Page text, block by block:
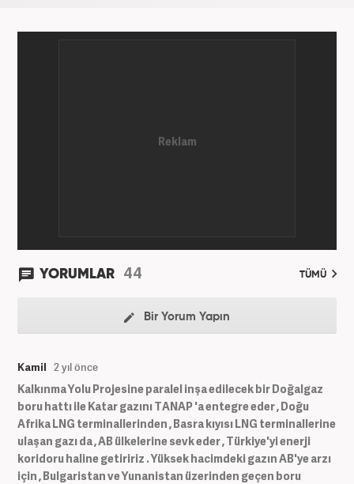
etmektedir.
YORUMLAR 44 TÜMÜ
Bir Yorum Yapın
Kamil 2 yıl önce
Kalkınma Yolu Projesine paralel inşa edilecek bir Doğalgaz
boru hattı ile Katar gazını TANAP 'a entegre eder , Doğu
Afrika LNG terminallerinden , Basra kıyısı LNG terminallerine
ulaşan gazı da , AB ülkelerine sevk eder , Türkiye'yi enerji
koridoru haline getiririz . Yüksek hacimdeki gazın AB'ye arzı
için , Bulgaristan ve Yunanistan üzerinden geçen boru